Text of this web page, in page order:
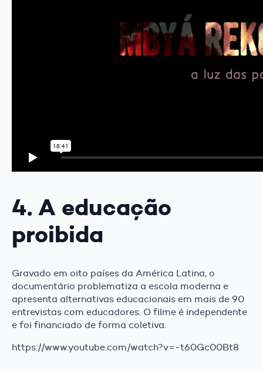
4. A educação
proibida
Gravado em oito países da América Latina, o
documentário problematiza a escola moderna e
apresenta alternativas educacionais em mais de 90
entrevistas com educadores. O filme é independente
e foi financiado de forma coletiva.
https://www.youtube.com/watch?v=-t60Gc00Bt8